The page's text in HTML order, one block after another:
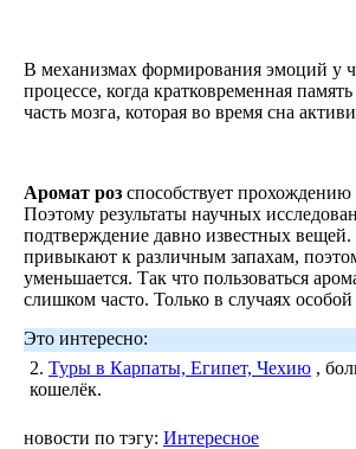
В механизмах формирования эмоций у
процессе, когда кратковременная
часть мозга, которая во время сна
Аромат роз способствует
Поэтому результаты научных
подтверждение давно известных
привыкают к различным запахам,
уменьшается. Так что пользоваться
слишком часто. Только в случаях
Это интересно:
2. Туры в Карпаты, Египет, Чехию ,
кошелёк.
новости по тэгу: Интересное